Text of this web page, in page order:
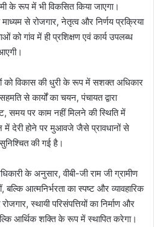
के रूप में भी विकसित किया जाएगा।
से रोजगार, नेतृत्व और निर्णय प्रक्रिया
को गांव में ही प्रशिक्षण एवं कार्य उपलब्ध
को विकास की धुरी के रूप में सशक्त अधिकार
से कार्यों का चयन, पंचायत द्वारा
समय पर काम नहीं मिलने की स्थिति में
में देरी होने पर मुआवजे जैसे प्रावधानों से
की गई है।
के अनुसार, वीबी-जी राम जी ग्रामीण
आत्मनिर्भरता का स्पष्ट और व्यावहारिक
स्थायी परिसंपत्तियों का निर्माण और
आर्थिक शक्ति के रूप में स्थापित करेगा।